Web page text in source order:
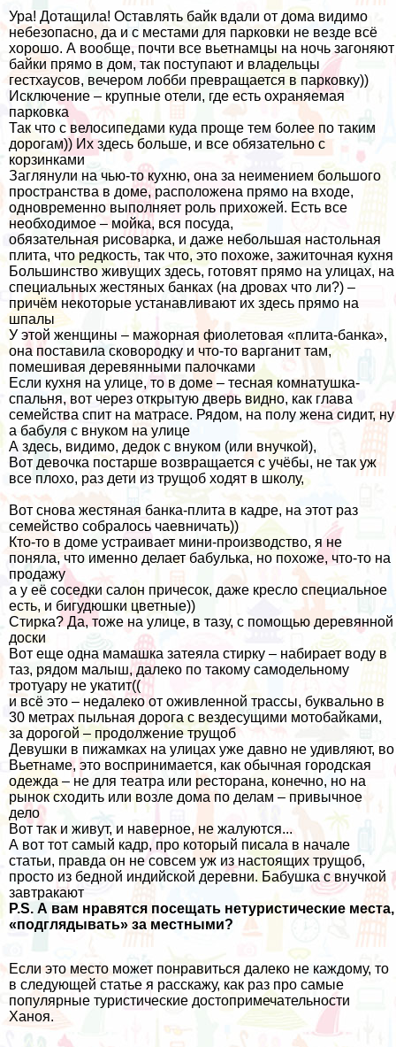
Ура! Дотащила! Оставлять байк вдали от дома видимо
небезопасно, да и с местами для парковки не везде всё
хорошо. А вообще, почти все вьетнамцы на ночь загоняют
байки прямо в дом, так поступают и владельцы
гестхаусов, вечером лобби превращается в парковку))
Исключение – крупные отели, где есть охраняемая
парковка
Так что с велосипедами куда проще тем более по таким
дорогам)) Их здесь больше, и все обязательно с
корзинками
Заглянули на чью-то кухню, она за неимением большого
пространства в доме, расположена прямо на входе,
одновременно выполняет роль прихожей. Есть все
необходимое – мойка, вся посуда,
обязательная рисоварка, и даже небольшая настольная
плита, что редкость, так что, это похоже, зажиточная кухня
Большинство живущих здесь, готовят прямо на улицах, на
специальных жестяных банках (на дровах что ли?) –
причём некоторые устанавливают их здесь прямо на
шпалы
У этой женщины – мажорная фиолетовая «плита-банка»,
она поставила сковородку и что-то варганит там,
помешивая деревянными палочками
Если кухня на улице, то в доме – тесная комнатушка-
спальня, вот через открытую дверь видно, как глава
семейства спит на матрасе. Рядом, на полу жена сидит, ну
а бабуля с внуком на улице
А здесь, видимо, дедок с внуком (или внучкой),
Вот девочка постарше возвращается с учёбы, не так уж
все плохо, раз дети из трущоб ходят в школу,
Вот снова жестяная банка-плита в кадре, на этот раз
семейство собралось чаевничать))
Кто-то в доме устраивает мини-производство, я не
поняла, что именно делает бабулька, но похоже, что-то на
продажу
а у её соседки салон причесок, даже кресло специальное
есть, и бигудюшки цветные))
Стирка? Да, тоже на улице, в тазу, с помощью деревянной
доски
Вот еще одна мамашка затеяла стирку – набирает воду в
таз, рядом малыш, далеко по такому самодельному
тротуару не укатит((
и всё это – недалеко от оживленной трассы, буквально в
30 метрах пыльная дорога с вездесущими мотобайками,
за дорогой – продолжение трущоб
Девушки в пижамках на улицах уже давно не удивляют, во
Вьетнаме, это воспринимается, как обычная городская
одежда – не для театра или ресторана, конечно, но на
рынок сходить или возле дома по делам – привычное
дело
Вот так и живут, и наверное, не жалуются...
А вот тот самый кадр, про который писала в начале
статьи, правда он не совсем уж из настоящих трущоб,
просто из бедной индийской деревни. Бабушка с внучкой
завтракают
P.S. А вам нравятся посещать нетуристические места,
«подглядывать» за местными?
Если это место может понравиться далеко не каждому, то
в следующей статье я расскажу, как раз про самые
популярные туристические достопримечательности
Ханоя.